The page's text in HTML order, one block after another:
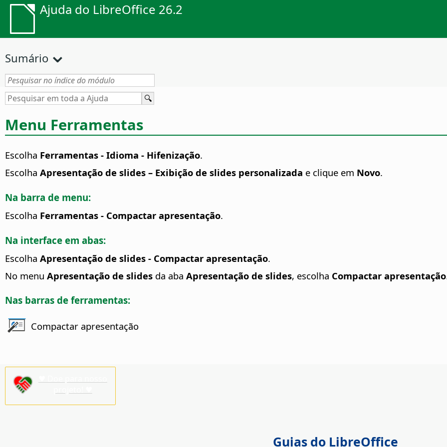
Ajuda do LibreOffice 26.2
Sumário
Menu Ferramentas
Escolha Ferramentas - Idioma - Hifenização.
Escolha Apresentação de slides – Exibição de slides personalizada e clique em Novo.
Na barra de menu:
Escolha Ferramentas - Compactar apresentação.
Na interface em abas:
Escolha Apresentação de slides - Compactar apresentação.
No menu Apresentação de slides da aba Apresentação de slides, escolha Compactar apresentação
Nas barras de ferramentas:
Compactar apresentação
Guias do LibreOffice